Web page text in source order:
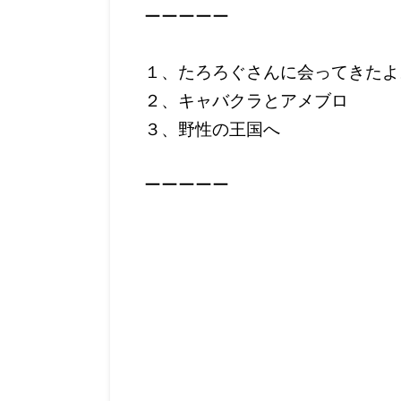
ーーーーー
１、たろろぐさんに会ってきた
２、キャバクラとアメブロ
３、野性の王国へ
ーーーーー